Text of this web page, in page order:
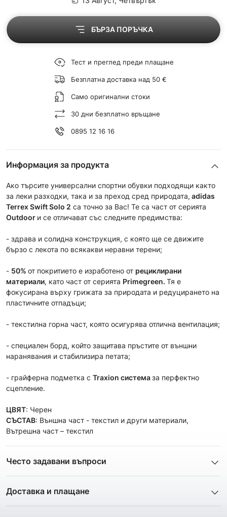
БЪРЗА ПОРЪЧКА
Тест и преглед преди плащане
Безплатна доставка над 50 €
Само оригинални стоки
30 дни безплатно връщане
0895 12 16 16
Информация за продукта
Ако търсите универсални спортни обувки подходящи както
за леки разходки, така и за преход сред природата, adidas
Terrex Swift Solo 2 са точно за Вас! Те са част от серията
Outdoor и се отличават със следните предимства:
- здрава и солидна конструкция, с която ще се движите
бързо с лекота по всякакви неравни терени;
- 50% от покритието е изработено от рециклирани
материали, като част от серията Primegreen. Тя е
фокусирана върху грижата за природата и редуцирането на
пластичните отпадъци;
- текстилна горна част, която осигурява отлична вентилация;
- специален борд, който защитава пръстите от външни
наранявания и стабилизира петата;
- грайферна подметка с Traxion системаза перфектно
сцепление.
ЦВЯТ: Черен
СЪСТАВ: Външна част - текстил и други материали,
Вътрешна част – текстил
Често задавани въпроси
ще получа?
Доставка и плащане